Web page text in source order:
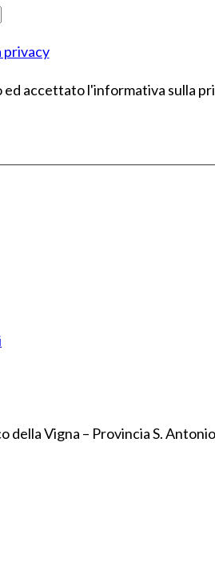
privacy
accettato l'informativa sulla
della Vigna – Provincia S.